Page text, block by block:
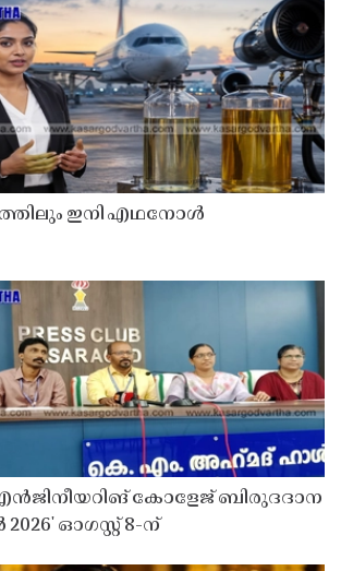
ഇനി എഥനോൾ
കോളേജ് ബിരുദദാന
ഓഗസ്റ്റ് 8-ന്